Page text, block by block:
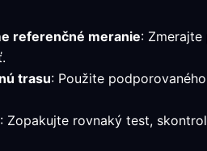
referenčné meranie:
trasu: Použite
: Zopakujte rovnaký test,